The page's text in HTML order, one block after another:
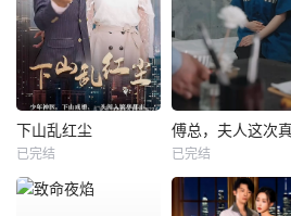
下山乱红尘
已完结 已完结